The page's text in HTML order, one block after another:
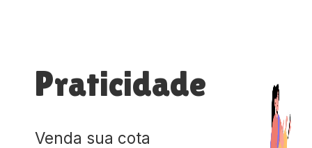
Praticidade
Venda sua cota